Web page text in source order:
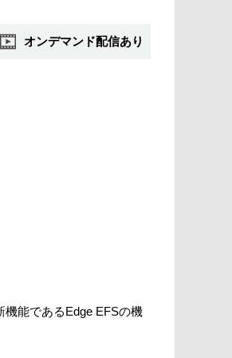
オンデマンド配信あり
能であるEdge EFSの機